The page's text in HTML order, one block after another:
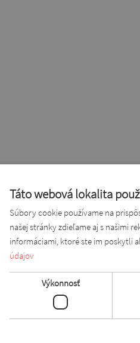
Táto webová lokalita
Súbory cookie používame na
našej stránky zdieľame aj s našimi
informáciami, ktoré ste im poskytli
údajov
Výkonnosť